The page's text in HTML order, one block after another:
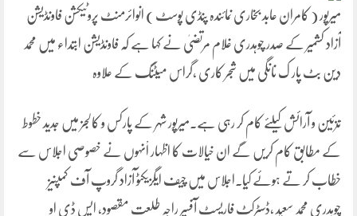
میرپور ( کامران عابد بخاری نمائندہ پنڈی پوسٹ ) انوائرمنٹ پروٹیکشن فاونڈیشن
آزاد کشمیر کے صدر چوہدری غلام مرتضیٰ نے کہا ہے کہ فاونڈیشن ابتداء میں محمد
دین بٹ پار ک نانگی میں شجر کاری ،گراس میٹنگ کے علاوہ
تزئین و آرائش کیلئے کام کر رہی ہے۔میرپور شہر کے پارکس و کالجز میں جدید خطوط
کے مطابق کام کریں گے ان خیالات کا اظہار اْنہوں نے خصوصی اجلاس سے
خطاب کر تے ہوئے کیا۔اجلاس میں چیف ایگزیکٹو آزاد گروپ آف کمپنیز
چوہدری محمد سعید ،ڈسٹرکٹ فاریسٹ آفسیر راجہ طلعت مقصود، ایس ڈی او